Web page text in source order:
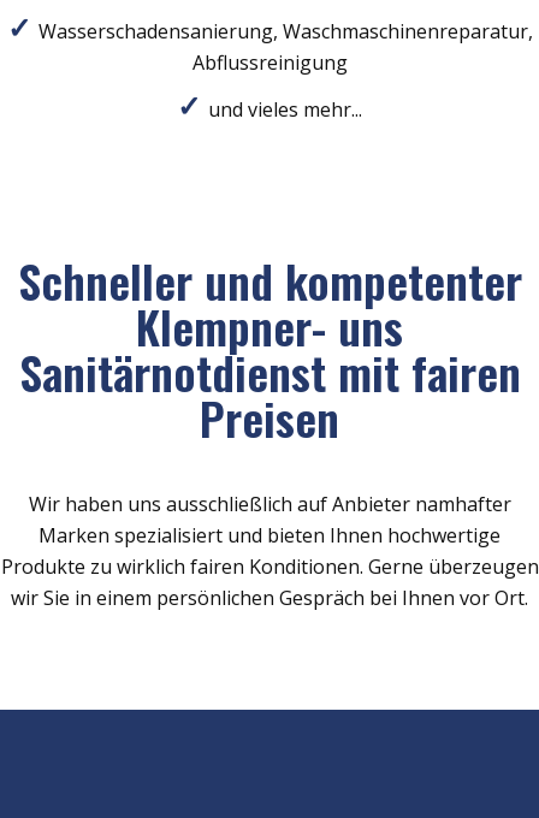
Wasserschadensanierung, Waschmaschinenreparatur,
Abflussreinigung
und vieles mehr...
Schneller und kompetenter
Klempner- uns
Sanitärnotdienst mit fairen
Preisen
Wir haben uns ausschließlich auf Anbieter namhafter
Marken spezialisiert und bieten Ihnen hochwertige
Produkte zu wirklich fairen Konditionen. Gerne überzeugen
wir Sie in einem persönlichen Gespräch bei Ihnen vor Ort.